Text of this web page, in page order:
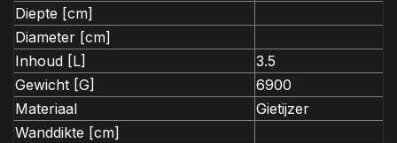
Diepte [cm]
Diameter [cm]
Inhoud [L]
3.5
Gewicht [G]
6900
Materiaal
Gietijzer
Wanddikte [cm]